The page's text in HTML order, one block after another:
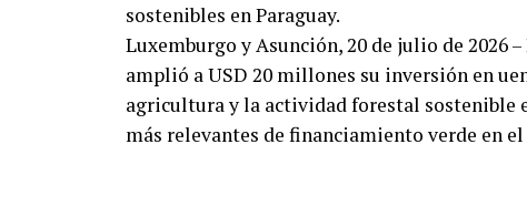
sostenibles en Paraguay.
Luxemburgo y Asunción, 20 de julio de 2026
amplió a USD 20 millones su inversión en
agricultura y la actividad forestal sostenible
más relevantes de financiamiento verde en el